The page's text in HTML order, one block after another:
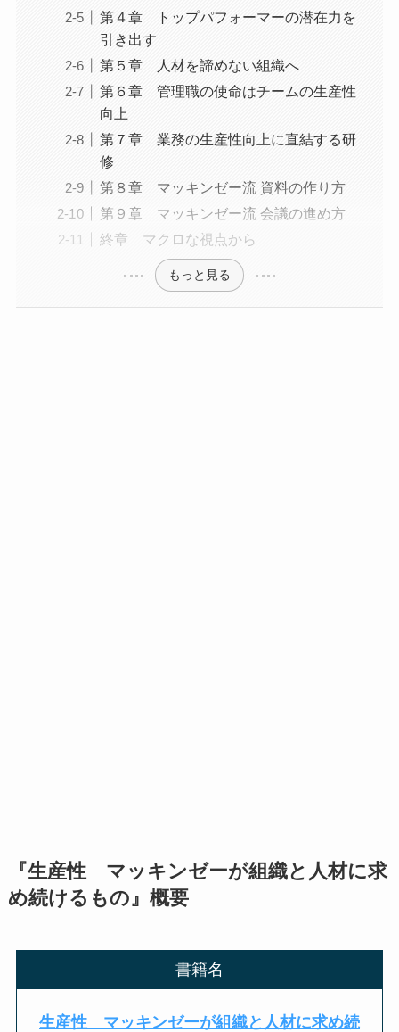
第４章 トップパフォーマーの潜在力を
引き出す
第５章 人材を諦めない組織へ
第６章 管理職の使命はチームの生産性
向上
第７章 業務の生産性向上に直結する研
修
第８章 マッキンゼー流 資料の作り方
第９章 マッキンゼー流 会議の進め方
終章 マクロな視点から
もっと見る
『生産性 マッキンゼーが組織と人材に求
め続けるもの』概要
書籍名
生産性 マッキンゼーが組織と人材に求め続